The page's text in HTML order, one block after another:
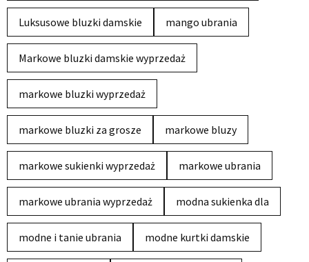
Luksusowe bluzki damskie mango ubrania
Markowe bluzki damskie wyprzedaż
markowe bluzki wyprzedaż
markowe bluzki za grosze markowe bluzy
markowe sukienki wyprzedaż markowe ubrania
markowe ubrania wyprzedaż modna sukienka dla
modne i tanie ubrania modne kurtki damskie